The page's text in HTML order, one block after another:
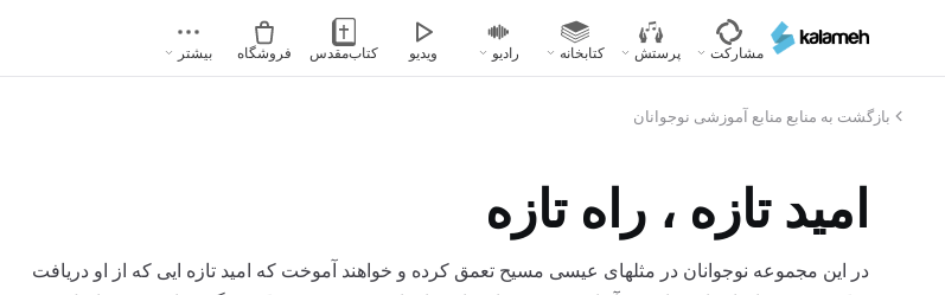
محتوای
مشارکت پرستش کتابخانه رادیو ویدیو کتاب‌مقدس فروشگاه بیشتر
بازگشت به منابع منابع آموزشی نوجوانان
امید تازه ، راه تازه
در این مجموعه نوجوانان در مثلهای عیسی مسیح تعمق کرده و خواهند آموخت که امید تازه ایی که از او دریافت